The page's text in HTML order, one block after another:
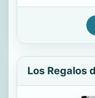
Los Regalos